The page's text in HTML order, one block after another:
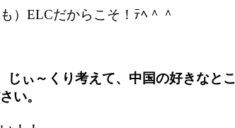
）ELCだからこそ！ﾃﾍ＾＾
じぃ～くり考えて、中国の好きなと
い。